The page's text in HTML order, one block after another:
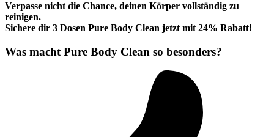
Verpasse nicht die Chance, deinen Körper vollständig zu
reinigen.
Sichere dir 3 Dosen Pure Body Clean jetzt mit 24% Rabatt!
Was macht Pure Body Clean so besonders?